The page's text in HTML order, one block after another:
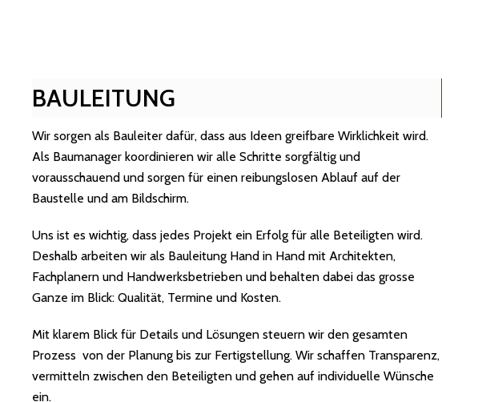
BAULEITUNG
Wir sorgen als Bauleiter dafür, dass aus Ideen greifbare Wirklichkeit wird.
Als Baumanager koordinieren wir alle Schritte sorgfältig und
vorausschauend und sorgen für einen reibungslosen Ablauf auf der
Baustelle und am Bildschirm.
Uns ist es wichtig, dass jedes Projekt ein Erfolg für alle Beteiligten wird.
Deshalb arbeiten wir als Bauleitung Hand in Hand mit Architekten,
Fachplanern und Handwerksbetrieben und behalten dabei das grosse
Ganze im Blick: Qualität, Termine und Kosten.
Mit klarem Blick für Details und Lösungen steuern wir den gesamten
Prozess von der Planung bis zur Fertigstellung. Wir schaffen Transparenz,
vermitteln zwischen den Beteiligten und gehen auf individuelle Wünsche
ein.